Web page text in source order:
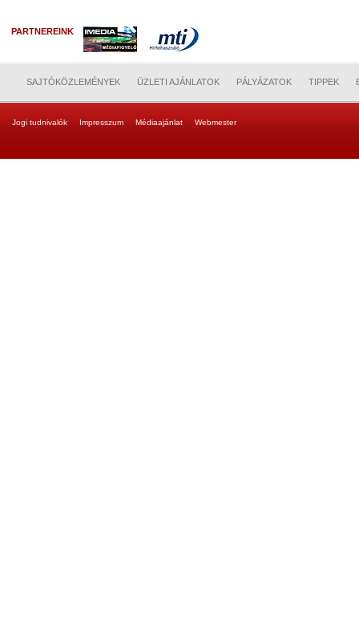
PARTNEREINK
SAJTÓKÖZLEMÉNYEK ÜZLETI AJÁNLATOK PÁLYÁZATOK TIPPEK
Jogi tudnivalók Impresszum Médiaajánlat Webmester